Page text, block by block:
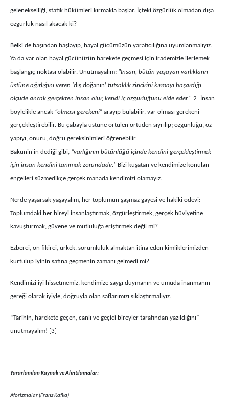
gelenekselliği, statik hükümleri kırmakla başlar. İçteki özgürlük olmadan dışa
özgürlük nasıl akacak ki?
Belki de başından başlayıp, hayal gücümüzün yaratıcılığına uyumlanmalıyız.
Ya da var olan hayal gücünüzün harekete geçmesi için irademizle ilerlemek
başlangıç noktası olabilir. Unutmayalım: "İnsan, bütün yaşayan varlıkların
üstüne ağırlığını veren ‘dış doğanın’ tutsaklık zincirini kırmayı başardığı
ölçüde ancak gerçekten insan olur, kendi iç özgürlüğünü elde eder."[2] İnsan
böylelikle ancak “olması gerekeni” arayıp bulabilir, var olması gerekeni
gerçekleştirebilir. Bu çabayla üstüne örtülen örtüden sıyrılıp; özgünlüğü, öz
yapıyı, onuru, doğru gereksinimleri öğrenebilir.
Bakunin'in dediği gibi, “varlığının bütünlüğü içinde kendini gerçekleştirmek
için insan kendini tanımak zorundadır." Bizi kuşatan ve kendimize konulan
engelleri süzmedikçe gerçek manada kendimizi olamayız.
Nerde yaşarsak yaşayalım, her toplumun şaşmaz gayesi ve hakiki ödevi:
Toplumdaki her bireyi insanlaştırmak, özgürleştirmek, gerçek hüviyetine
kavuşturmak, güvene ve mutluluğa eriştirmek değil mi?
Ezberci, ön fikirci, ürkek, sorumluluk almaktan itina eden kimliklerimizden
kurtulup iyinin safına geçmenin zamanı gelmedi mi?
Kendimizi iyi hissetmemiz, kendimize saygı duymanın ve umuda inanmanın
gereği olarak iyiyle, doğruyla olan saflarımızı sıklaştırmalıyız.
“Tarihin, harekete geçen, canlı ve geçici bireyler tarafından yazıldığını”
unutmayalım! [3]
Yararlanılan Kaynak ve Alıntılamalar:
Aforizmalar (Franz Kafka)